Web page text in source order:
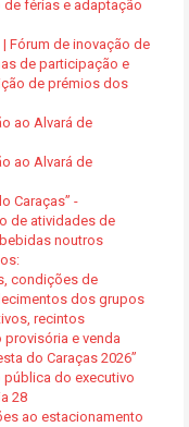
férias e adaptação
| Fórum de inovação de
de participação e
de prémios dos
ao Alvará de
ao Alvará de
Caraças” -
de atividades de
noutros
condições de
dos grupos
recintos
e venda
do Caraças 2026”
pública do executivo
28
ao estacionamento